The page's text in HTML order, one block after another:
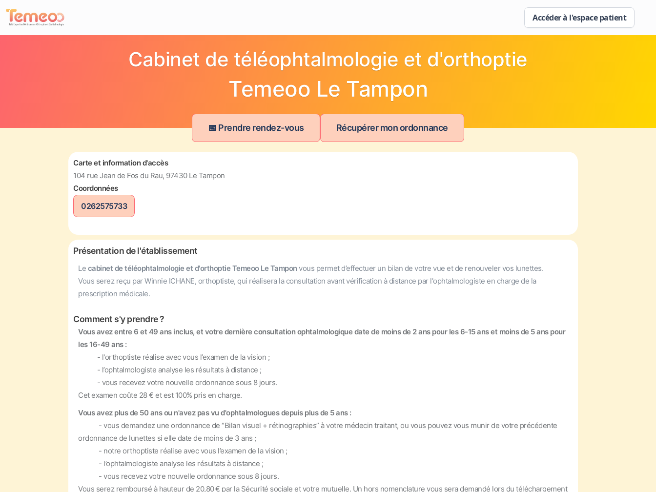
Accéder à l'espace patient
Cabinet de téléophtalmologie et d'orthoptie
Temeoo Le Tampon
📅 Prendre rendez-vous Récupérer mon ordonnance
Carte et information d'accès
104 rue Jean de Fos du Rau, 97430 Le Tampon
Coordonnées
0262575733
Présentation de l'établissement
Le cabinet de téléophtalmologie et d'orthoptie Temeoo Le Tampon vous permet d’effectuer un bilan de votre vue et de renouveler vos lunettes.
Vous serez reçu par Winnie ICHANE, orthoptiste, qui réalisera la consultation avant vérification à distance par l'ophtalmologiste en charge de la
prescription médicale.
Comment s'y prendre ?
Vous avez entre 6 et 49 ans inclus, et votre dernière consultation ophtalmologique date de moins de 2 ans pour les 6-15 ans et moins de 5 ans pour
les 16-49 ans :
- l'orthoptiste réalise avec vous l’examen de la vision ;
- l’ophtalmologiste analyse les résultats à distance ;
- vous recevez votre nouvelle ordonnance sous 8 jours.
Cet examen coûte 28 € et est 100% pris en charge.
Vous avez plus de 50 ans ou n'avez pas vu d'ophtalmologues depuis plus de 5 ans :
- vous demandez une ordonnance de “Bilan visuel + rétinographies” à votre médecin traitant, ou vous pouvez vous munir de votre précédente
ordonnance de lunettes si elle date de moins de 3 ans ;
- notre orthoptiste réalise avec vous l’examen de la vision ;
- l’ophtalmologiste analyse les résultats à distance ;
- vous recevez votre nouvelle ordonnance sous 8 jours.
Vous serez remboursé à hauteur de 20,80 € par la Sécurité sociale et votre mutuelle. Un hors nomenclature vous sera demandé lors du téléchargement